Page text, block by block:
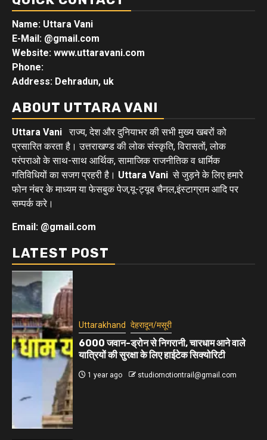
Name: Uttara Vani
E-Mail: @gmail.com
Website: www.uttaravani.com
Phone:
Address: Dehradun, uk
ABOUT UTTARA VANI
Uttara Vani राज्य, देश और दुनियाभर की सभी मुख्य खबरों को
प्रसारित करता है। उत्तराखण्ड की लोक संस्कृति, विरासतों, लोक
परंपराओ के साथ-साथ आर्थिक, सामाजिक राजनीतिक व धार्मिक
गतिविधियों का सजग प्रहरी है। Uttara Vani से जुड़ने के लिए हमारे
फोन नंबर के माध्यम या फेसबुक पेज,यू-ट्यूब चैनल,इंस्टाग्राम आदि पर
सम्पर्क करे।
Email: @gmail.com
LATEST POST
Uttarakhand देहरादून/मसूरी
6000 जवान-ड्रोन से निगरानी, चारधाम आने वाले
यात्रियों की सुरक्षा के लिए हाईटेक सिक्योरिटी
1 year ago studiomotiontrail@gmail.com